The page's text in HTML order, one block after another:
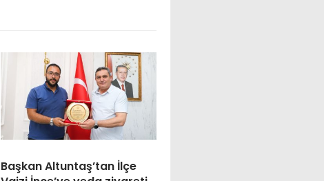
Başkan Altuntaş’tan İlçe